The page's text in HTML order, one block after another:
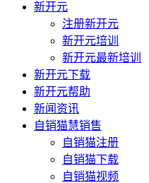
新开元
注册新开元
新开元培训
新开元最新培训
新开元下载
新开元帮助
新闻资讯
自销猫慧销售
自销猫注册
自销猫下载
自销猫视频